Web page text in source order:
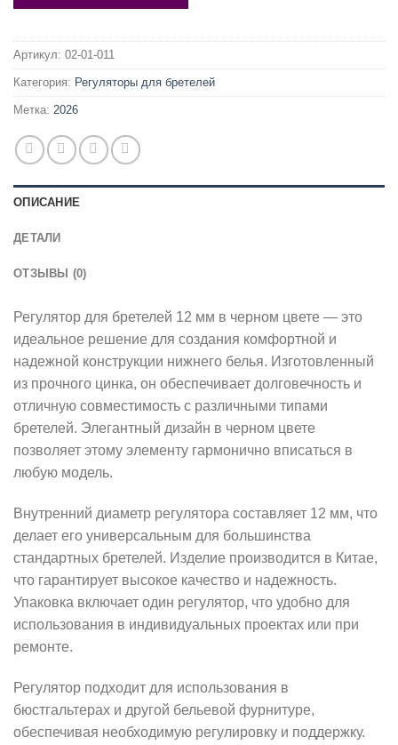
Артикул: 02-01-011
Категория: Регуляторы для бретелей
Метка: 2026
ОПИСАНИЕ
ДЕТАЛИ
ОТЗЫВЫ (0)
Регулятор для бретелей 12 мм в черном цвете — это
идеальное решение для создания комфортной и
надежной конструкции нижнего белья. Изготовленный
из прочного цинка, он обеспечивает долговечность и
отличную совместимость с различными типами
бретелей. Элегантный дизайн в черном цвете
позволяет этому элементу гармонично вписаться в
любую модель.
Внутренний диаметр регулятора составляет 12 мм, что
делает его универсальным для большинства
стандартных бретелей. Изделие производится в Китае,
что гарантирует высокое качество и надежность.
Упаковка включает один регулятор, что удобно для
использования в индивидуальных проектах или при
ремонте.
Регулятор подходит для использования в
бюстгальтерах и другой бельевой фурнитуре,
обеспечивая необходимую регулировку и поддержку.